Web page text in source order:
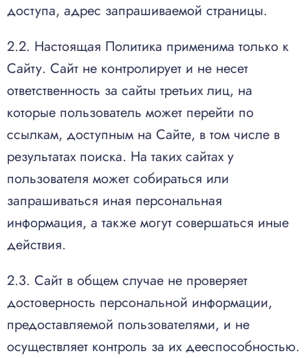
доступа, адрес запрашиваемой страницы.
2.2. Настоящая Политика применима только к
Сайту. Сайт не контролирует и не несет
ответственность за сайты третьих лиц, на
которые пользователь может перейти по
ссылкам, доступным на Сайте, в том числе в
результатах поиска. На таких сайтах у
пользователя может собираться или
запрашиваться иная персональная
информация, а также могут совершаться иные
действия.
2.3. Сайт в общем случае не проверяет
достоверность персональной информации,
предоставляемой пользователями, и не
осуществляет контроль за их дееспособностью.